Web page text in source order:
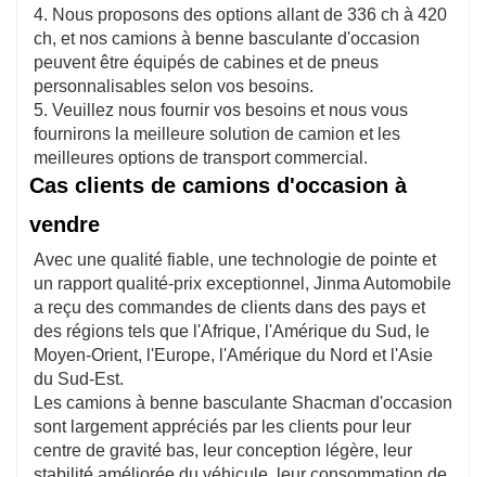
4. Nous proposons des options allant de 336 ch à 420
ch, et nos camions à benne basculante d'occasion
peuvent être équipés de cabines et de pneus
personnalisables selon vos besoins.
5. Veuillez nous fournir vos besoins et nous vous
fournirons la meilleure solution de camion et les
meilleures options de transport commercial.
Cas clients de camions d'occasion à
vendre
Avec une qualité fiable, une technologie de pointe et
un rapport qualité-prix exceptionnel, Jinma Automobile
a reçu des commandes de clients dans des pays et
des régions tels que l'Afrique, l'Amérique du Sud, le
Moyen-Orient, l'Europe, l'Amérique du Nord et l'Asie
du Sud-Est.
Les camions à benne basculante Shacman d'occasion
sont largement appréciés par les clients pour leur
centre de gravité bas, leur conception légère, leur